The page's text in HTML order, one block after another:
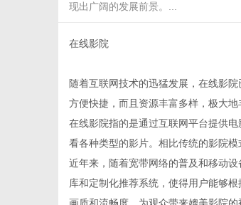
现出广阔的发展前景。...
在线影院
随着互联网技术的迅猛发展，在线影
方便快捷，而且资源丰富多样，极大地
在线影院指的是通过互联网平台提供
看各种类型的影片。相比传统的影院
近年来，随着宽带网络的普及和移动
库和定制化推荐系统，使得用户能够